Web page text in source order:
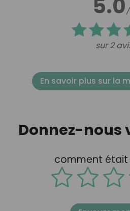
5.0
sur 2
En savoir plus sur la
Donnez-nous
comment était